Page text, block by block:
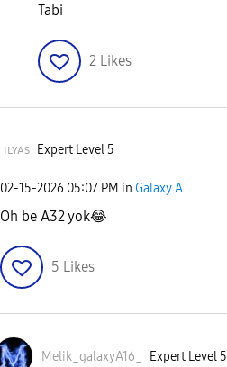
Tabi
2 Likes
ɪʟʏᴀs Expert Level 5
‎02-15-2026 05:07 PM in Galaxy A
Oh be A32 yok😂
5 Likes
Melik_galaxyA16 Expert Level 5